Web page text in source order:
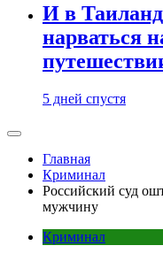
И в
нарваться
5 дней спустя
Главная
Криминал
Российский суд
мужчину
Криминал